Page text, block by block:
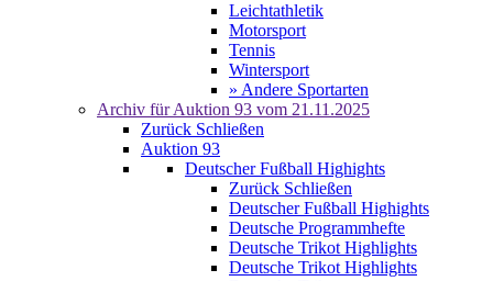
Leichtathletik
Motorsport
Tennis
Wintersport
» Andere Sportarten
Archiv für Auktion 93 vom 21.11.2025
Zurück Schließen
Auktion 93
Deutscher Fußball Highights
Zurück Schließen
Deutscher Fußball Highights
Deutsche Programmhefte
Deutsche Trikot Highlights
Deutsche Trikot Highlights